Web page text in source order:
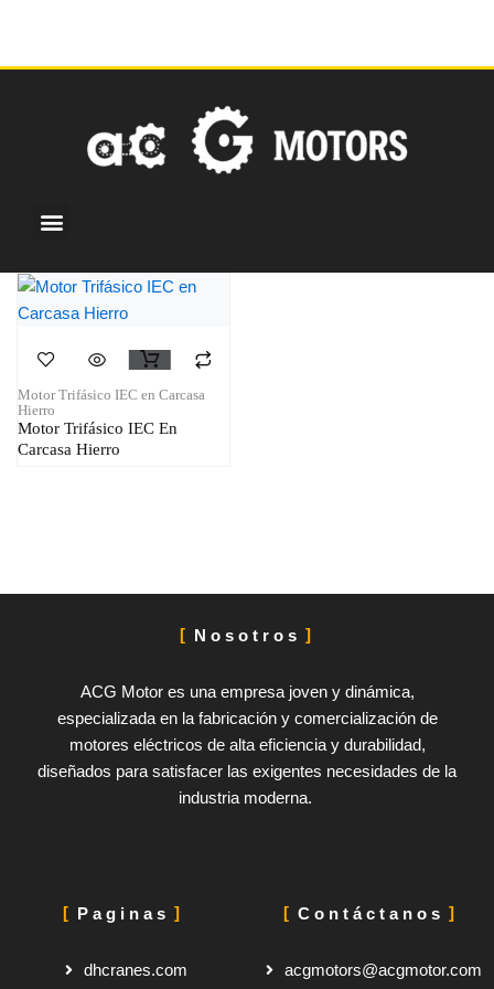
contenido
Menu
Motor Trifásico IEC en Carcasa
Hierro
Motor Trifásico IEC En
Carcasa Hierro
Nosotros
ACG Motor es una empresa joven y dinámica,
especializada en la fabricación y comercialización de
motores eléctricos de alta eficiencia y durabilidad,
diseñados para satisfacer las exigentes necesidades de la
industria moderna.
Paginas
dhcranes.com
Contáctanos
acgmotors@acgmotor.com